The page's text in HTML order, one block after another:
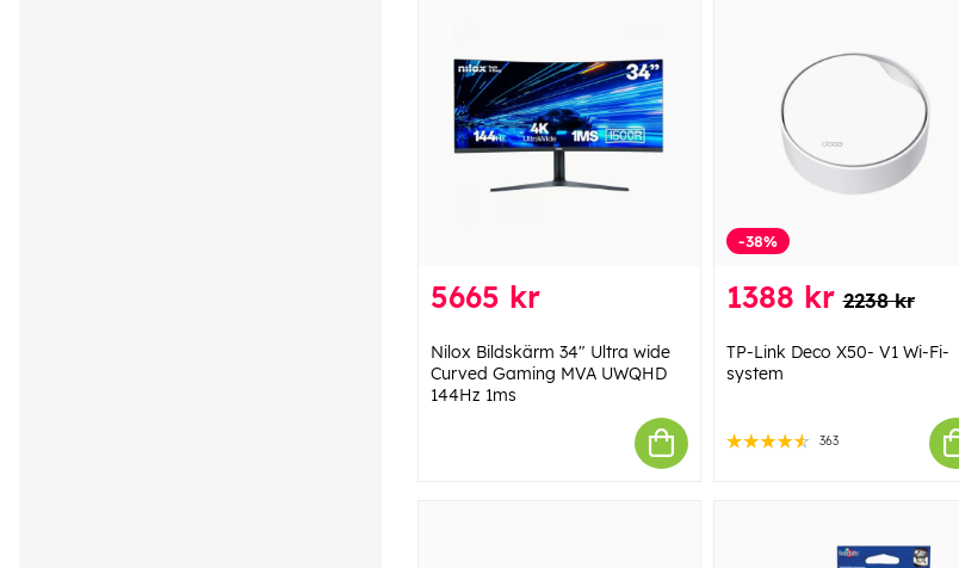
5665 kr
Nilox Bildskärm 34" Ultra wide
Curved Gaming MVA UWQHD
144Hz 1ms
-38%
1388 kr 2238 kr
TP-Link Deco X50- V1 Wi-Fi-
system
363